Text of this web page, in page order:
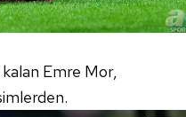
Emre Mor,